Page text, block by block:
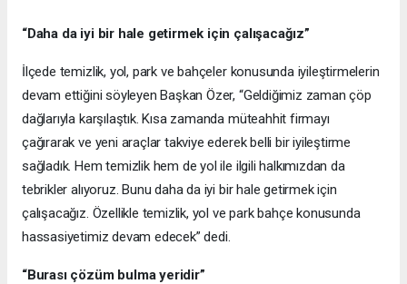
“Daha da iyi bir hale getirmek için çalışacağız”
İlçede temizlik, yol, park ve bahçeler konusunda iyileştirmelerin
devam ettiğini söyleyen Başkan Özer, “Geldiğimiz zaman çöp
dağlarıyla karşılaştık. Kısa zamanda müteahhit firmayı
çağırarak ve yeni araçlar takviye ederek belli bir iyileştirme
sağladık. Hem temizlik hem de yol ile ilgili halkımızdan da
tebrikler alıyoruz. Bunu daha da iyi bir hale getirmek için
çalışacağız. Özellikle temizlik, yol ve park bahçe konusunda
hassasiyetimiz devam edecek” dedi. ​
“Burası çözüm bulma yeridir”